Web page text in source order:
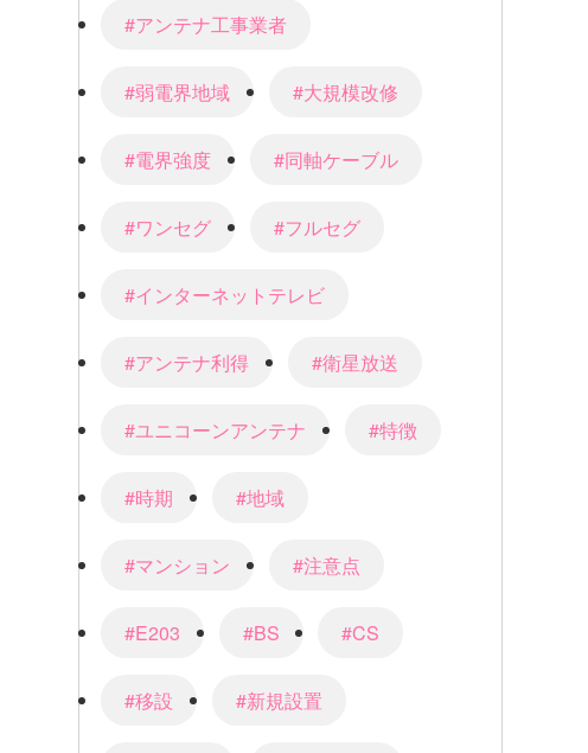
#アンテナ工事業者
#弱電界地域 #大規模改修
#電界強度 #同軸ケーブル
#ワンセグ #フルセグ
#インターネットテレビ
#アンテナ利得 #衛星放送
#ユニコーンアンテナ #特徴
#時期 #地域
#マンション #注意点
#E203 #BS #CS
#移設 #新規設置